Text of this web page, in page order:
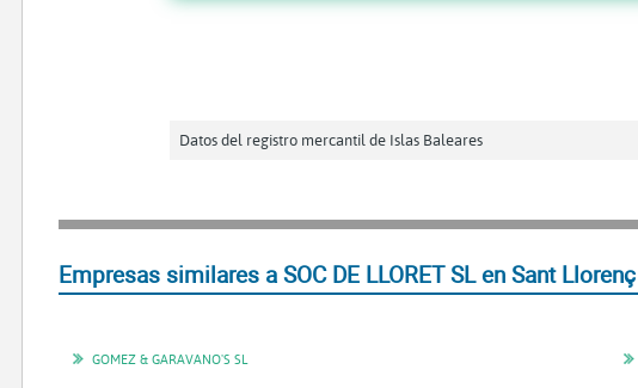
Datos del registro mercantil de Islas Baleares
Empresas similares a SOC DE LLORET SL en Sant
GOMEZ & GARAVANO'S SL